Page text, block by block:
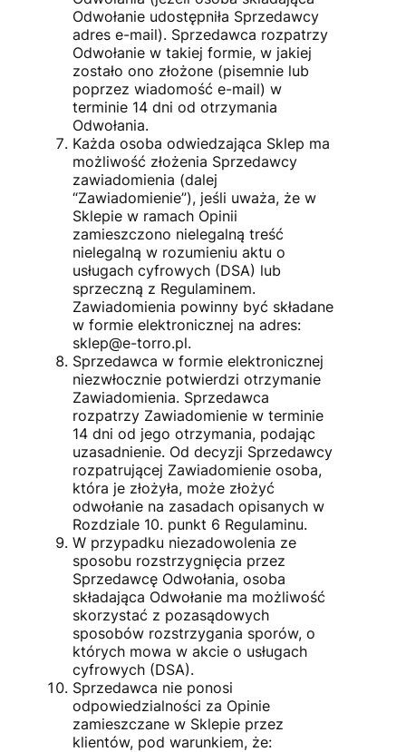
Odwołanie udostępniła Sprzedawcy
adres e-mail). Sprzedawca rozpatrzy
Odwołanie w takiej formie, w jakiej
zostało ono złożone (pisemnie lub
poprzez wiadomość e-mail) w
terminie 14 dni od otrzymania
Odwołania.
Każda osoba odwiedzająca Sklep ma
możliwość złożenia Sprzedawcy
zawiadomienia (dalej
“Zawiadomienie”), jeśli uważa, że w
Sklepie w ramach Opinii
zamieszczono nielegalną treść
nielegalną w rozumieniu aktu o
usługach cyfrowych (DSA) lub
sprzeczną z Regulaminem.
Zawiadomienia powinny być składane
w formie elektronicznej na adres:
sklep@e-torro.pl.
Sprzedawca w formie elektronicznej
niezwłocznie potwierdzi otrzymanie
Zawiadomienia. Sprzedawca
rozpatrzy Zawiadomienie w terminie
14 dni od jego otrzymania, podając
uzasadnienie. Od decyzji Sprzedawcy
rozpatrującej Zawiadomienie osoba,
która je złożyła, może złożyć
odwołanie na zasadach opisanych w
Rozdziale 10. punkt 6 Regulaminu.
W przypadku niezadowolenia ze
sposobu rozstrzygnięcia przez
Sprzedawcę Odwołania, osoba
składająca Odwołanie ma możliwość
skorzystać z pozasądowych
sposobów rozstrzygania sporów, o
których mowa w akcie o usługach
cyfrowych (DSA).
Sprzedawca nie ponosi
odpowiedzialności za Opinie
zamieszczane w Sklepie przez
klientów, pod warunkiem, że: